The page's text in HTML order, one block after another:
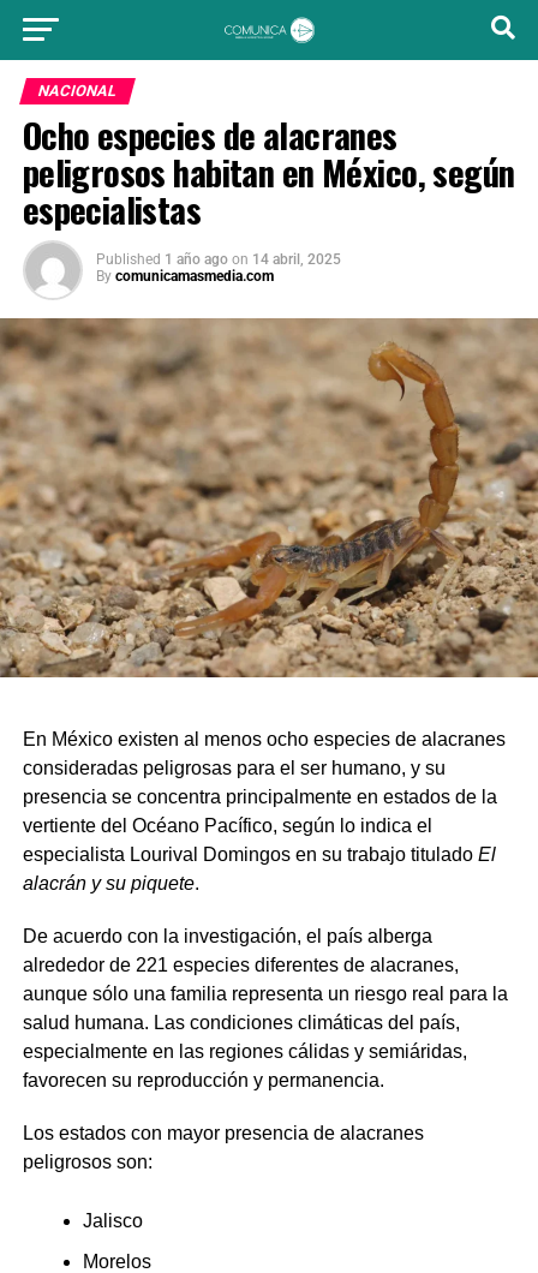
NACIONAL
Ocho especies de alacranes
peligrosos habitan en México, según
especialistas
Published 1 año ago on 14 abril, 2025
By comunicamasmedia.com
En México existen al menos ocho especies de alacranes
consideradas peligrosas para el ser humano, y su
presencia se concentra principalmente en estados de la
vertiente del Océano Pacífico, según lo indica el
especialista Lourival Domingos en su trabajo titulado El
alacrán y su piquete.
De acuerdo con la investigación, el país alberga
alrededor de 221 especies diferentes de alacranes,
aunque sólo una familia representa un riesgo real para la
salud humana. Las condiciones climáticas del país,
especialmente en las regiones cálidas y semiáridas,
favorecen su reproducción y permanencia.
Los estados con mayor presencia de alacranes
peligrosos son:
Jalisco
Morelos